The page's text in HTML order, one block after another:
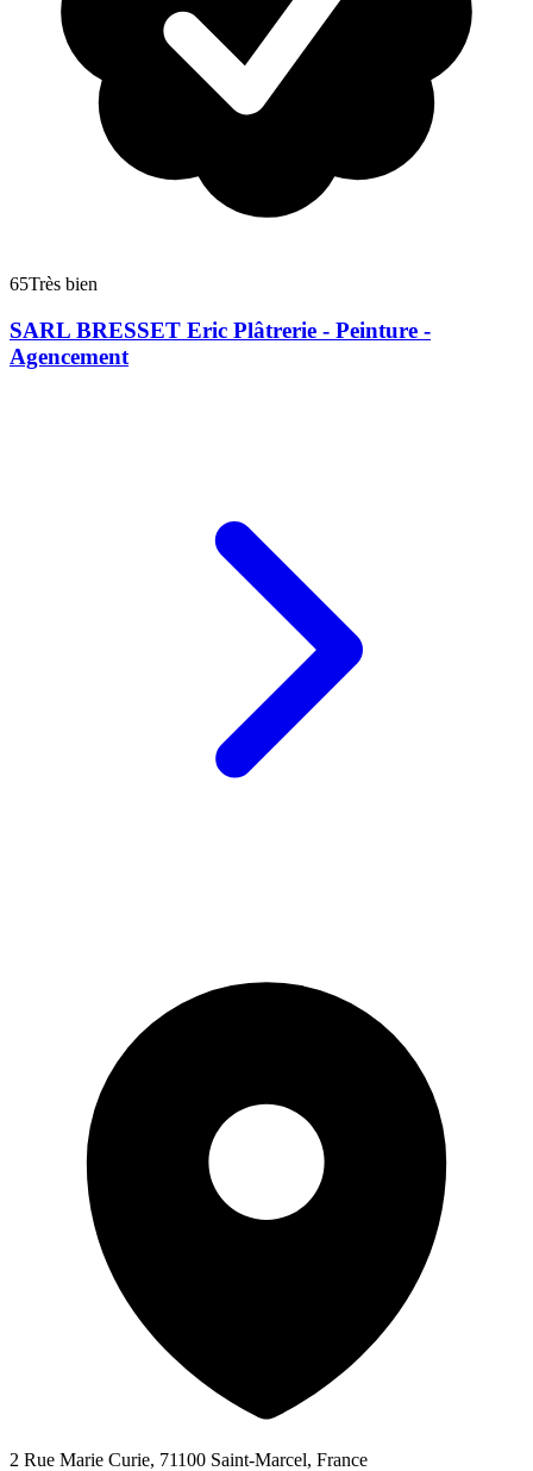
65Très bien
SARL BRESSET Eric Plâtrerie - Peinture -
Agencement
2 Rue Marie Curie, 71100 Saint-Marcel, France